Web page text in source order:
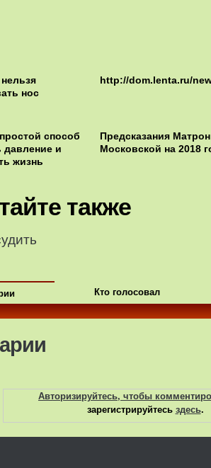
нос
http://dom.lenta.ru/
способ
давление и
жизнь
Предсказания
Московской на 2018
также
Кто голосовал
Авторизируйтесь, чтобы
зарегистрируйтесь здесь.